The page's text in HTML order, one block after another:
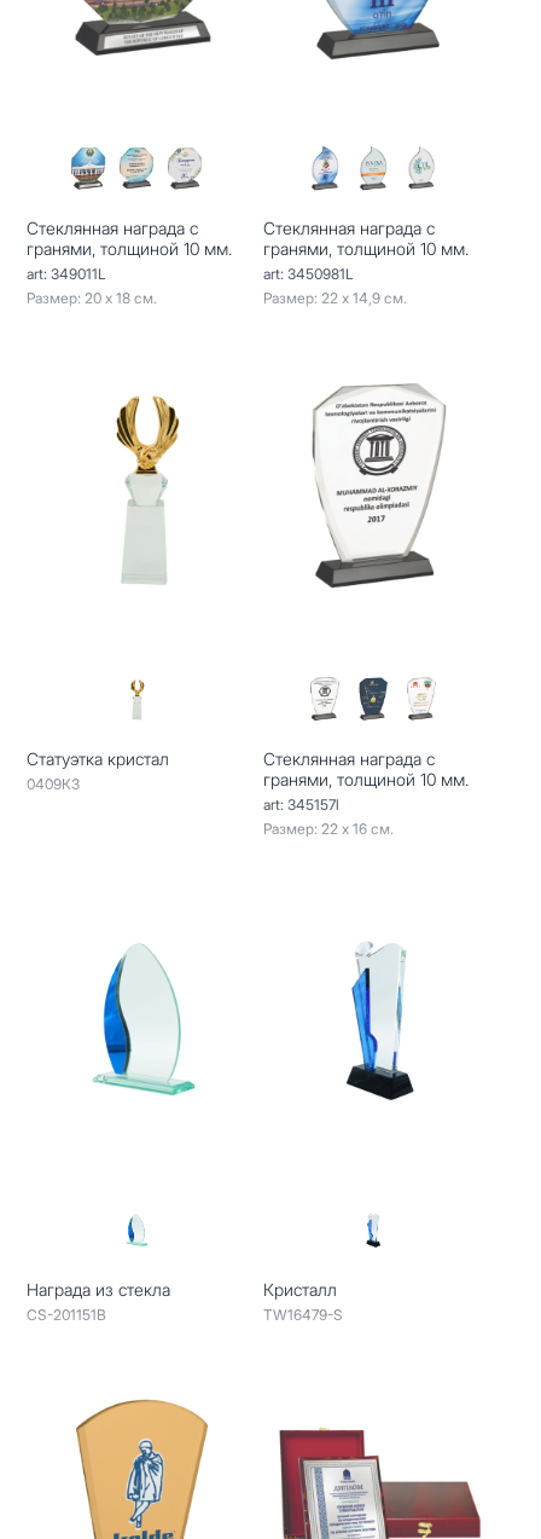
Стеклянная награда с
гранями, толщиной 10 мм.
art: 349011L
Размер: 20 х 18 см.
Стеклянная награда с
гранями, толщиной 10 мм.
art: 3450981L
Размер: 22 х 14,9 см.
Статуэтка кристал
0409КЗ
Стеклянная награда с
гранями, толщиной 10 мм.
art: 345157l
Размер: 22 х 16 см.
Награда из стекла
CS-201151B
Кристалл
TW16479-S